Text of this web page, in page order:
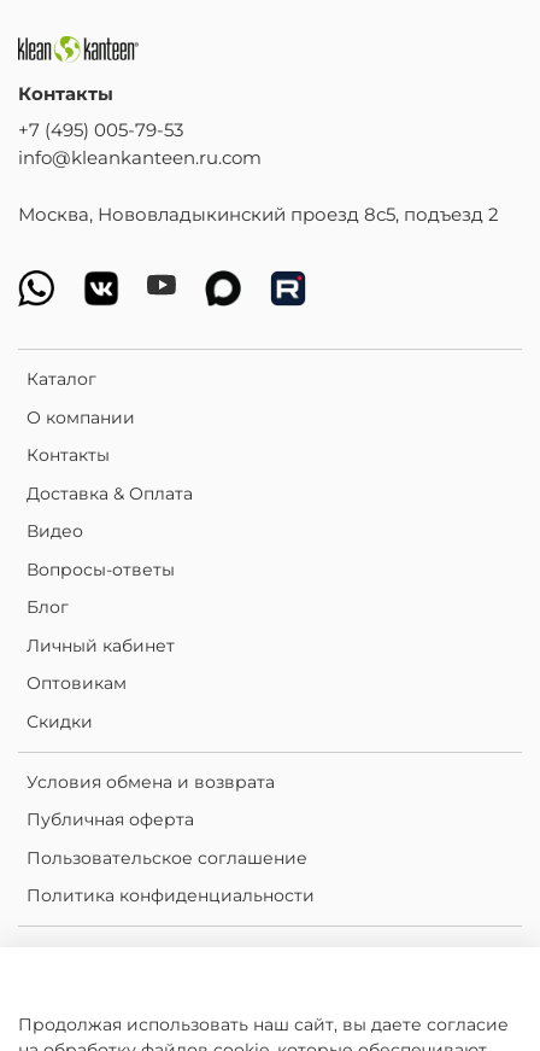
Каталог
О компании
Контакты
Доставка & Оплата
Видео
Вопросы-ответы
Блог
Личный кабинет
Оптовикам
Скидки
Условия обмена и возврата
Публичная оферта
Пользовательское соглашение
Политика конфиденциальности
Сравнение
Контакты
+7 (495) 005-79-53
info@kleankanteen.ru.com
Москва, Нововладыкинский проезд 8с5, подъезд 2
Продолжая использовать наш сайт, вы даете согласие